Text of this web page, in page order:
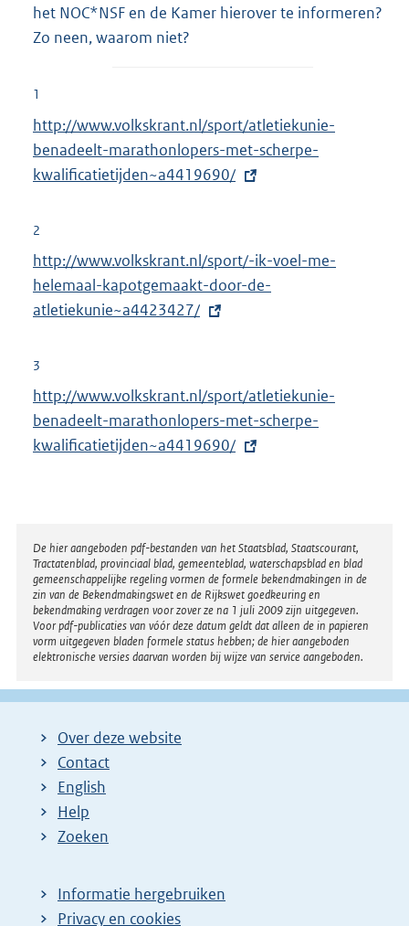
het NOC*NSF en de Kamer hierover te informeren?
Zo neen, waarom niet?
1
E
x
t
r
e
l
i
k
:
http://www.volkskrant.nl/sport/atletiekunie-
benadeelt-marathonlopers-met-scherpe-
kwalificatietijden~a4419690/
2
E
x
t
r
e
l
i
http://www.volkskrant.nl/sport/-ik-voel-me-
helemaal-kapotgemaakt-door-de-
atletiekunie~a4423427/
3
E
x
t
e
l
i
n
k
:
http://www.volkskrant.nl/sport/atletiekunie-
benadeelt-marathonlopers-met-scherpe-
kwalificatietijden~a4419690/
Disclaimer
De hier aangeboden pdf-bestanden van het Staatsblad, Staatscourant,
Tractatenblad, provinciaal blad, gemeenteblad, waterschapsblad en blad
gemeenschappelijke regeling vormen de formele bekendmakingen in de
zin van de Bekendmakingswet en de Rijkswet goedkeuring en
bekendmaking verdragen voor zover ze na 1 juli 2009 zijn uitgegeven.
Voor pdf-publicaties van vóór deze datum geldt dat alleen de in papieren
vorm uitgegeven bladen formele status hebben; de hier aangeboden
elektronische versies daarvan worden bij wijze van service aangeboden.
Over deze website
Contact
English
Help
Zoeken
Informatie hergebruiken
Privacy en cookies